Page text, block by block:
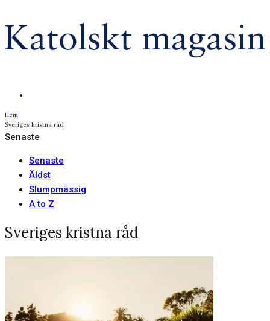
Hem
Sveriges kristna råd
Senaste
Senaste
Äldst
Slumpmässig
A to Z
Sveriges kristna råd